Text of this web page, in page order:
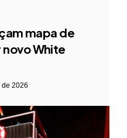
mapa de
novo White
de 2026